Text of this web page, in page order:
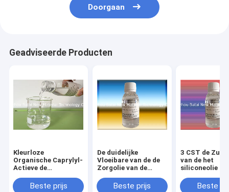
Doorgaan
Geadviseerde Producten
Kleurloze
Organische Caprylyl-
Actieve de
de siliconeBeste prijs
De duidelijke
Vloeibare van de de
Zorgolie van de
Uitstekende
Beste prijs
3 CST de
van de het
siliconeolie
Beste